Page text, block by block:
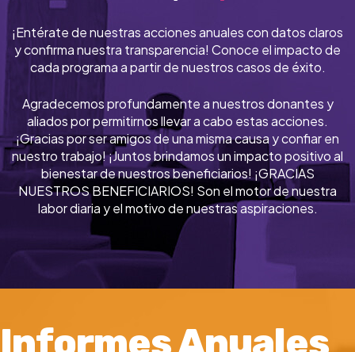
¡Entérate de nuestras acciones anuales con datos claros
y confirma nuestra transparencia! Conoce el impacto de
cada programa a partir de nuestros casos de éxito.
Agradecemos profundamente a nuestros donantes y
aliados por permitirnos llevar a cabo estas acciones.
¡Gracias por ser amigos de una misma causa y confiar en
nuestro trabajo! ¡Juntos brindamos un impacto positivo al
bienestar de nuestros beneficiarios! ¡GRACIAS
NUESTROS BENEFICIARIOS! Son el motor de nuestra
labor diaria y el motivo de nuestras aspiraciones.
Informes Anuales